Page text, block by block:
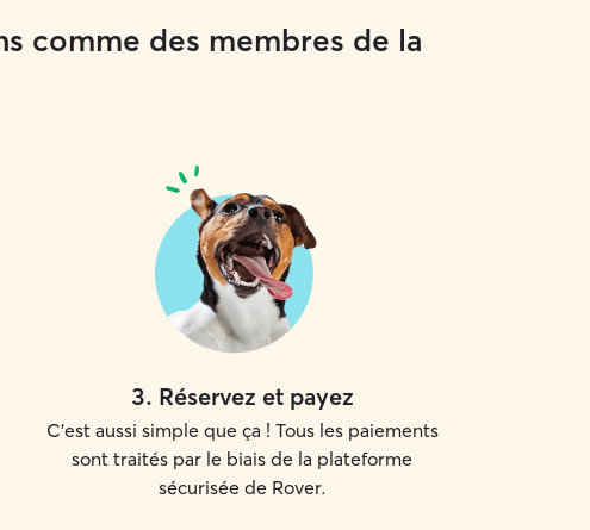
comme des membres de la
3. Réservez et payez
C'est aussi simple que ça ! Tous les paiements
sont traités par le biais de la plateforme
sécurisée de Rover.